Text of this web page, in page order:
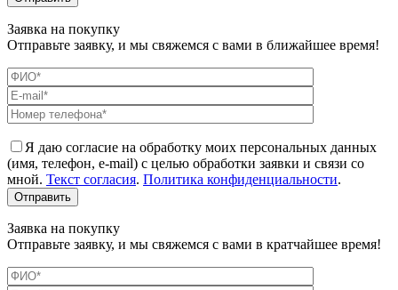
Заявка на покупку
Отправьте заявку, и мы свяжемся с вами в ближайшее время!
Я даю согласие на обработку моих персональных данных
(имя, телефон, e-mail) с целью обработки заявки и связи со
мной. Текст согласия. Политика конфиденциальности.
Заявка на покупку
Отправьте заявку, и мы свяжемся с вами в кратчайшее время!